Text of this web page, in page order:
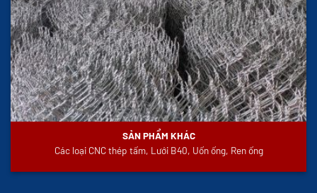
SẢN PHẨM KHÁC
Các loại CNC thép tấm, Lưới B40, Uốn ống, Ren ống